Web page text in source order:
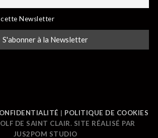
cette Newsletter
| POLITIQUE DE COOKIES
DE SAINT CLAIR. SITE RÉALISÉ PAR
JUS2POM STUDIO